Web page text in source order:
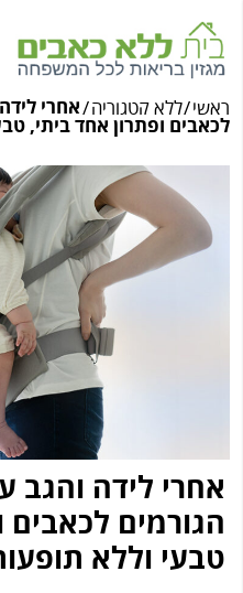
Skip
to
content
ראשי/ללא קטגוריה/אחרי
לכאבים ופתרון אחד ביתי,
אחרי לידה והגב
הגורמים לכאבים
טבעי וללא